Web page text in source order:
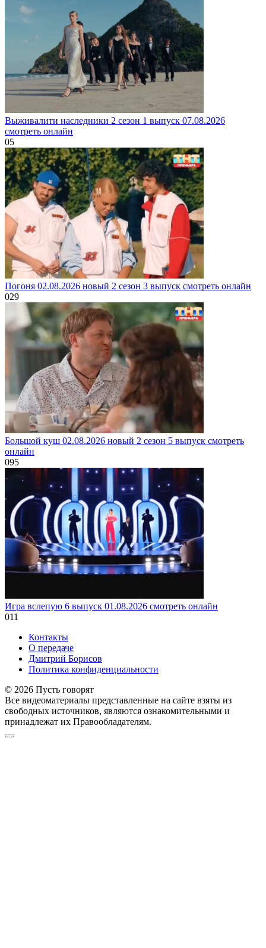
Выживалити наследники 2 сезон 1 выпуск 07.08.2026
смотреть онлайн
05
Погоня 02.08.2026 новый 2 сезон 3 выпуск смотреть онлайн
029
Большой куш 02.08.2026 новый 2 сезон 5 выпуск смотреть
онлайн
095
Игра вслепую 6 выпуск 01.08.2026 смотреть онлайн
011
Контакты
О передаче
Дмитрий Борисов
Политика конфиденциальности
© 2026 Пусть говорят
Все видеоматериалы представленные на сайте взяты из
свободных источников, являются ознакомительными и
принадлежат их Правообладателям.